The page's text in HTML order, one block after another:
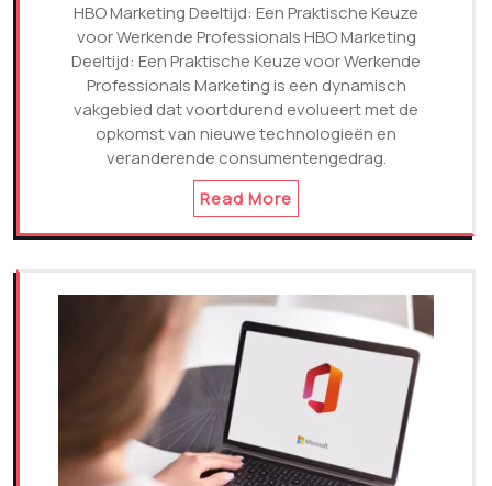
HBO Marketing Deeltijd: Een Praktische Keuze
voor Werkende Professionals HBO Marketing
Deeltijd: Een Praktische Keuze voor Werkende
Professionals Marketing is een dynamisch
vakgebied dat voortdurend evolueert met de
opkomst van nieuwe technologieën en
veranderende consumentengedrag.
Read More